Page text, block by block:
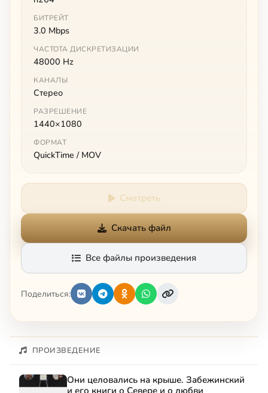
БИТРЕЙТ
3.0 Mbps
ЧАСТОТА ДИСКРЕТИЗАЦИИ
48000 Hz
КАНАЛЫ
Стерео
РАЗРЕШЕНИЕ
1440×1080
ФОРМАТ
QuickTime / MOV
Смотреть
Скачать файл
Все файлы произведения
Поделиться:
ПРОИЗВЕДЕНИЕ
Они целовались на крыше. Забежинский